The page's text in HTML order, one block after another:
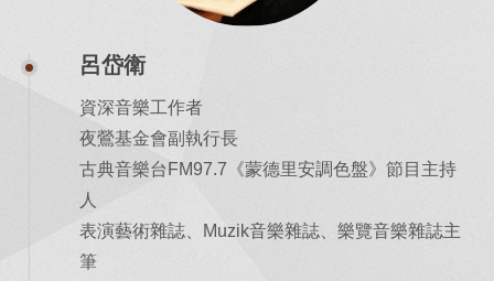
呂岱衛
資深音樂工作者
夜鶯基金會副執行長
古典音樂台FM97.7《蒙德里安調色盤》節目主持
人
表演藝術雜誌、Muzik音樂雜誌、樂覽音樂雜誌主
筆